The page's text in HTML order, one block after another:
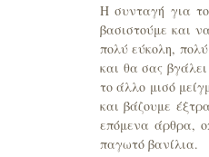
Η συνταγή για
βασιστούμε και
πολύ εύκολη,
και θα σας
το άλλο μισό
και βάζουμε
επόμενα άρθρα,
παγωτό βανίλια.